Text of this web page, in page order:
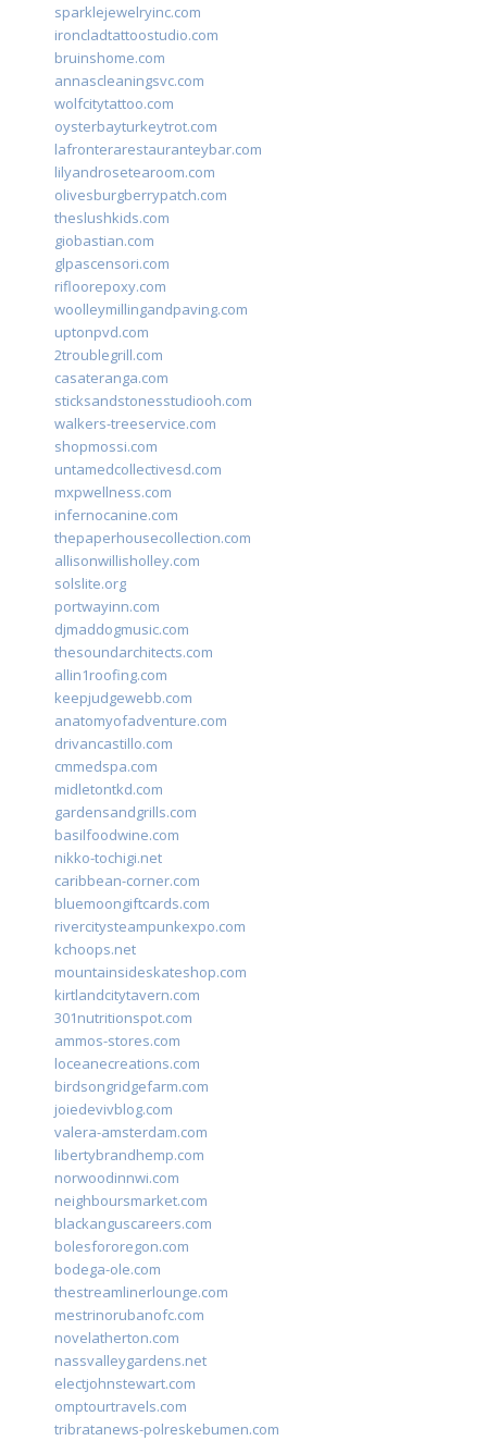
sparklejewelryinc.com
ironcladtattoostudio.com
bruinshome.com
annascleaningsvc.com
wolfcitytattoo.com
oysterbayturkeytrot.com
lafronterarestauranteybar.com
lilyandrosetearoom.com
olivesburgberrypatch.com
theslushkids.com
giobastian.com
glpascensori.com
rifloorepoxy.com
woolleymillingandpaving.com
uptonpvd.com
2troublegrill.com
casateranga.com
sticksandstonesstudiooh.com
walkers-treeservice.com
shopmossi.com
untamedcollectivesd.com
mxpwellness.com
infernocanine.com
thepaperhousecollection.com
allisonwillisholley.com
solslite.org
portwayinn.com
djmaddogmusic.com
thesoundarchitects.com
allin1roofing.com
keepjudgewebb.com
anatomyofadventure.com
drivancastillo.com
cmmedspa.com
midletontkd.com
gardensandgrills.com
basilfoodwine.com
nikko-tochigi.net
caribbean-corner.com
bluemoongiftcards.com
rivercitysteampunkexpo.com
kchoops.net
mountainsideskateshop.com
kirtlandcitytavern.com
301nutritionspot.com
ammos-stores.com
loceanecreations.com
birdsongridgefarm.com
joiedevivblog.com
valera-amsterdam.com
libertybrandhemp.com
norwoodinnwi.com
neighboursmarket.com
blackanguscareers.com
bolesfororegon.com
bodega-ole.com
thestreamlinerlounge.com
mestrinorubanofc.com
novelatherton.com
nassvalleygardens.net
electjohnstewart.com
omptourtravels.com
tribratanews-polreskebumen.com